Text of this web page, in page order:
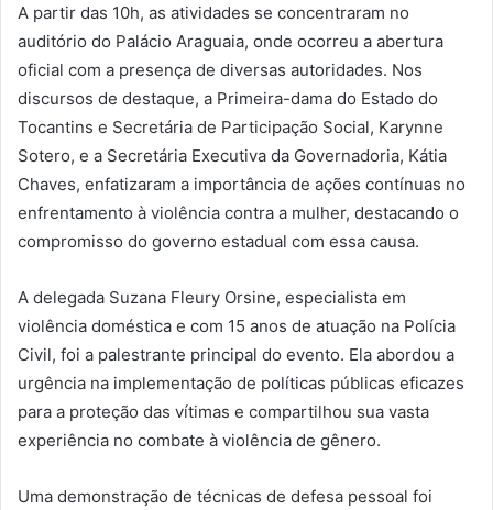
A partir das 10h, as atividades se concentraram no
auditório do Palácio Araguaia, onde ocorreu a abertura
oficial com a presença de diversas autoridades. Nos
discursos de destaque, a Primeira-dama do Estado do
Tocantins e Secretária de Participação Social, Karynne
Sotero, e a Secretária Executiva da Governadoria, Kátia
Chaves, enfatizaram a importância de ações contínuas no
enfrentamento à violência contra a mulher, destacando o
compromisso do governo estadual com essa causa.
A delegada Suzana Fleury Orsine, especialista em
violência doméstica e com 15 anos de atuação na Polícia
Civil, foi a palestrante principal do evento. Ela abordou a
urgência na implementação de políticas públicas eficazes
para a proteção das vítimas e compartilhou sua vasta
experiência no combate à violência de gênero.
Uma demonstração de técnicas de defesa pessoal foi